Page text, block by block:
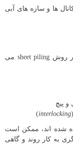
ها و سازه های آبی
فولاد یکی از مصالح مرسوم جهت ساخت سپر در روش sheet piling می
و پیچ
interlocking
)
شده اند، ممکن است
به کار روند و گاهی